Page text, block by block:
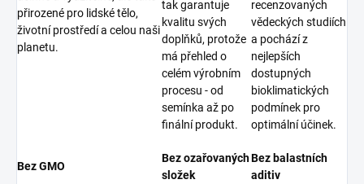
přirozené pro lidské tělo,
životní prostředí a celou naši
planetu.
tak garantuje
kvalitu svých
doplňků, protože
má přehled o
celém výrobním
procesu - od
semínka až po
finální produkt.
recenzovaných
vědeckých studiích
a pochází z
nejlepších
dostupných
bioklimatických
podmínek pro
optimální účinek.
Bez GMO
Bez ozařovaných
složek
Bez balastních
aditiv